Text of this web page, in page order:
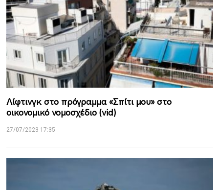
Λίφτινγκ στο πρόγραμμα «Σπίτι μου» στο
οικονομικό νομοσχέδιο (vid)
27/07/2023 17:35